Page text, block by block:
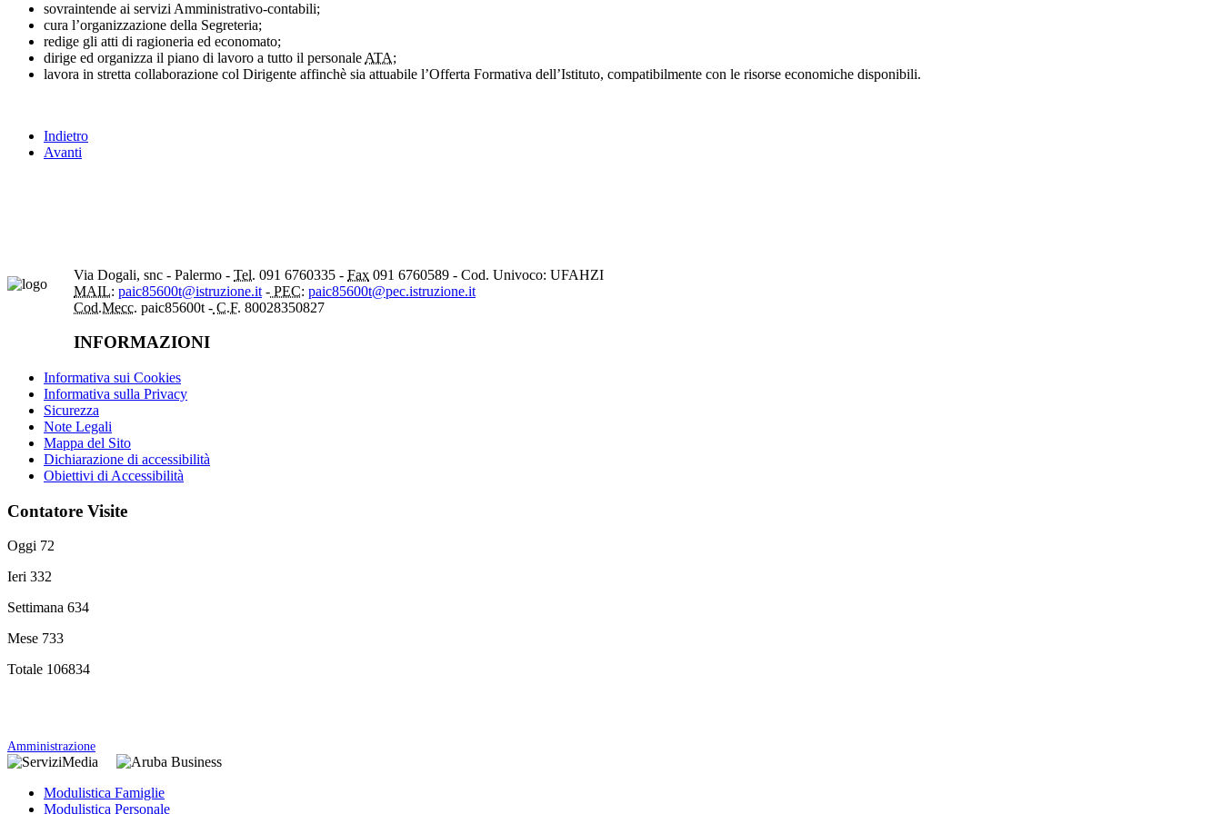
sovraintende ai servizi Amministrativo-contabili;
cura l’organizzazione della Segreteria;
redige gli atti di ragioneria ed economato;
dirige ed organizza il piano di lavoro a tutto il personale ATA;
lavora in stretta collaborazione col Dirigente affinchè sia attuabile l’Offerta Formativa dell’Istituto, compatibilmente con le risorse economiche disponibili.
Indietro
Avanti
Via Dogali, snc - Palermo - Tel. 091 6760335 - Fax 091 6760589 - Cod. Univoco: UFAHZI
MAIL: paic85600t@istruzione.it - PEC: paic85600t@pec.istruzione.it
Cod.Mecc. paic85600t - C.F. 80028350827
INFORMAZIONI
Informativa sui Cookies
Informativa sulla Privacy
Sicurezza
Note Legali
Mappa del Sito
Dichiarazione di accessibilità
Obiettivi di Accessibilità
Contatore Visite
Oggi 72
Ieri 332
Settimana 634
Mese 733
Totale 106834
Amministrazione
Modulistica Famiglie
Modulistica Personale